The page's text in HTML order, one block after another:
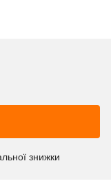
знижки